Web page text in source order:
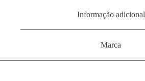
Informação adicional
Marca